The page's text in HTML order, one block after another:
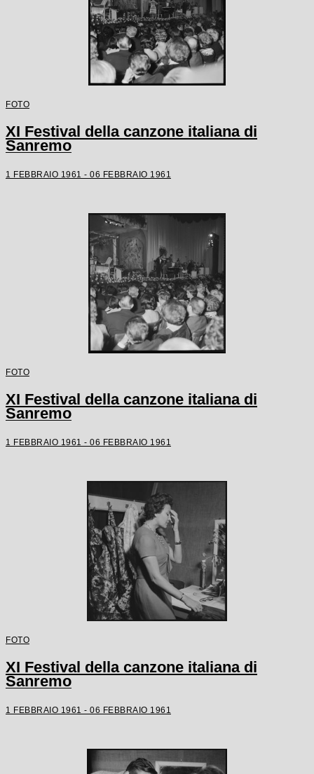
FOTO
XI Festival della canzone italiana di
Sanremo
1 FEBBRAIO 1961 - 06 FEBBRAIO 1961
FOTO
XI Festival della canzone italiana di
Sanremo
1 FEBBRAIO 1961 - 06 FEBBRAIO 1961
FOTO
XI Festival della canzone italiana di
Sanremo
1 FEBBRAIO 1961 - 06 FEBBRAIO 1961